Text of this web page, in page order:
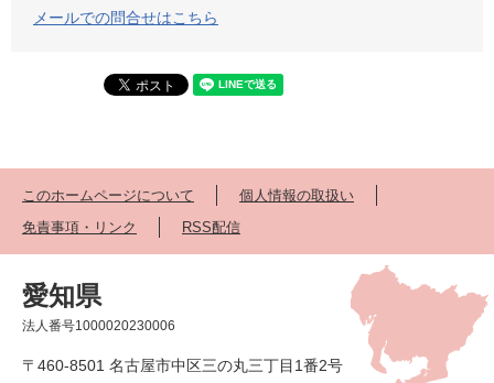
メールでの問合せはこちら
このホームページについて
個人情報の取扱い
免責事項・リンク
RSS配信
愛知県
法人番号1000020230006
〒460-8501 名古屋市中区三の丸三丁目1番2号